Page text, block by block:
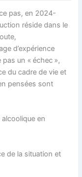
pas, en 2024-
réside dans le
d’expérience
un « échec »,
du cadre de vie et
pensées sont
en
de la situation et